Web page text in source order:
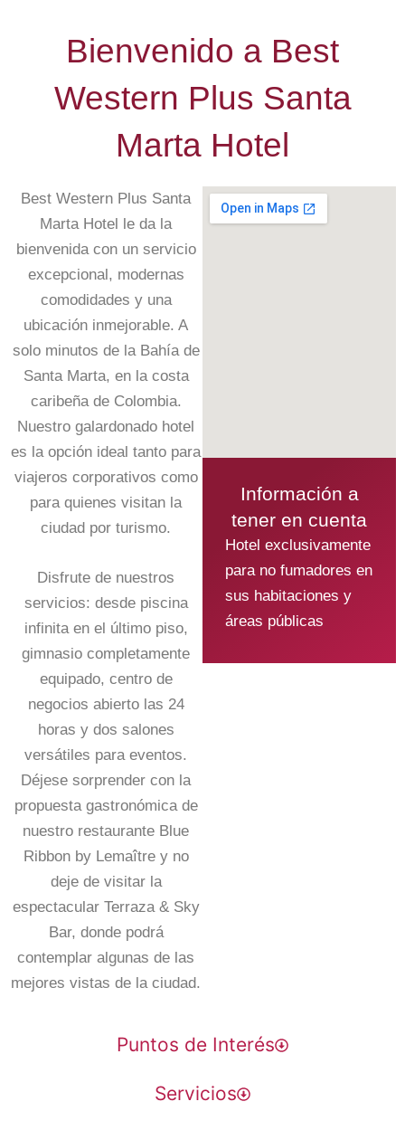
Bienvenido a Best
Western Plus Santa
Marta Hotel
Best Western Plus Santa
Marta Hotel le da la
bienvenida con un servicio
excepcional, modernas
comodidades y una
ubicación inmejorable. A
solo minutos de la Bahía de
Santa Marta, en la costa
caribeña de Colombia.
Nuestro galardonado hotel
es la opción ideal tanto para
viajeros corporativos como
para quienes visitan la
ciudad por turismo.
Disfrute de nuestros
servicios: desde piscina
infinita en el último piso,
gimnasio completamente
equipado, centro de
negocios abierto las 24
horas y dos salones
versátiles para eventos.
Déjese sorprender con la
propuesta gastronómica de
nuestro restaurante Blue
Ribbon by Lemaître y no
deje de visitar la
espectacular Terraza & Sky
Bar, donde podrá
contemplar algunas de las
mejores vistas de la ciudad.
Información a
tener en cuenta
Hotel exclusivamente
para no fumadores en
sus habitaciones y
áreas públicas
Puntos de Interés
Servicios